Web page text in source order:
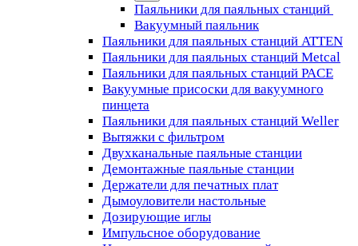
Паяльники для паяльных станций
Вакуумный паяльник
Паяльники для паяльных станций ATTEN
Паяльники для паяльных станций Metcal
Паяльники для паяльных станций PACE
Вакуумные присоски для вакуумного
пинцета
Паяльники для паяльных станций Weller
Вытяжки с фильтром
Двухканальные паяльные станции
Демонтажные паяльные станции
Держатели для печатных плат
Дымоуловители настольные
Дозирующие иглы
Импульсное оборудование